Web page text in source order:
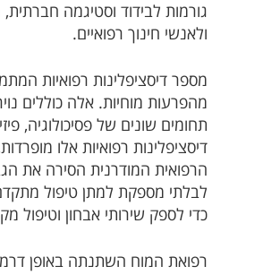
גורמות לבידוד וסטיגמה
ולאנשי חינוך רפואיים.
מספר דיסציפלינות רפואיות
מהפרעות מוחיות. אלה כוללים
תחומים שונים של פסיכולוגיה,
דיסציפלינות רפואיות אלו
הרפואית המודרנית הסירה את
לבלתי מספקת למתן טיפול
כדי לספק שירותי אבחון וטיפול
רפואת המוח השתנתה באופן